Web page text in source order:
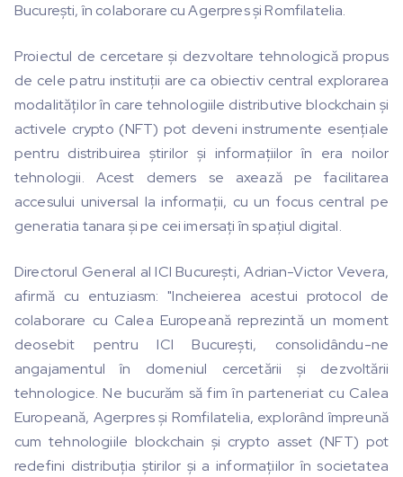
București, în colaborare cu Agerpres și Romfilatelia.
Proiectul de cercetare și dezvoltare tehnologică propus
de cele patru instituții are ca obiectiv central explorarea
modalităților în care tehnologiile distributive blockchain și
activele crypto (NFT) pot deveni instrumente esențiale
pentru distribuirea știrilor și informațiilor în era noilor
tehnologii. Acest demers se axează pe facilitarea
accesului universal la informații, cu un focus central pe
generatia tanara și pe cei imersați în spațiul digital.
Directorul General al ICI București, Adrian-Victor Vevera,
afirmă cu entuziasm: "Incheierea acestui protocol de
colaborare cu Calea Europeană reprezintă un moment
deosebit pentru ICI București, consolidându-ne
angajamentul în domeniul cercetării și dezvoltării
tehnologice. Ne bucurăm să fim în parteneriat cu Calea
Europeană, Agerpres și Romfilatelia, explorând împreună
cum tehnologiile blockchain și crypto asset (NFT) pot
redefini distribuția știrilor și a informațiilor în societatea